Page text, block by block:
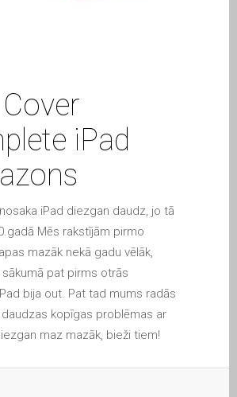
Air und Neo
Schnell-Reparatur-Service
Warum vertrauen Mac-
Reparatur mit Ihrem
Apple?
Werbeplakat – Apple-Mac-
Reparaturen hier in
Dundee
es (Español)
Acérrimos fans de Apple
para siempre!
Reparación
iPad
iPad diezgan daudz, jo tā
Mēs rakstījām pirmo
mazāk nekā gadu vēlāk,
sākumā pat pirms otrās
bija out. Pat tad mums radās
kopīgas problēmas ar
maz mazāk, bieži tiem!